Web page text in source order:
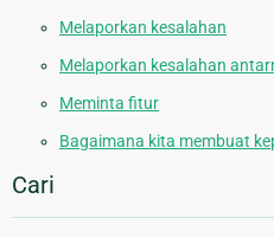
Melaporkan kesalahan
Melaporkan kesalahan
Meminta fitur
Bagaimana kita membuat
Cari